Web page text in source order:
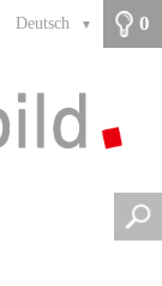
0
Deutsch ▼